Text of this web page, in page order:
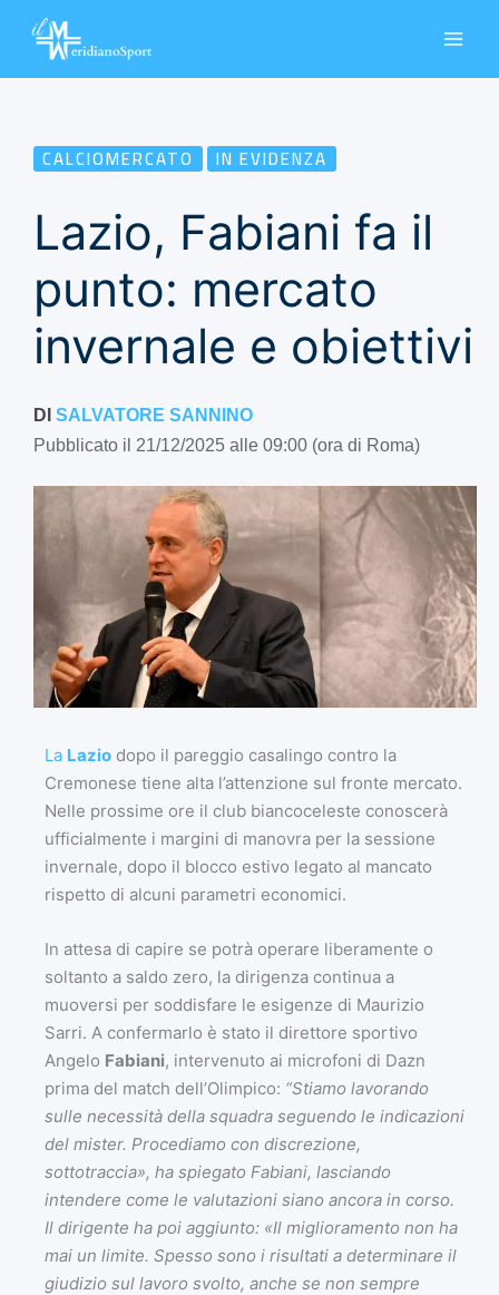
CALCIOMERCATO IN EVIDENZA
Lazio, Fabiani fa il
punto: mercato
invernale e obiettivi
DI SALVATORE SANNINO
Pubblicato il 21/12/2025 alle 09:00 (ora di Roma)
La Lazio dopo il pareggio casalingo contro la
Cremonese tiene alta l’attenzione sul fronte mercato.
Nelle prossime ore il club biancoceleste conoscerà
ufficialmente i margini di manovra per la sessione
invernale, dopo il blocco estivo legato al mancato
rispetto di alcuni parametri economici.
In attesa di capire se potrà operare liberamente o
soltanto a saldo zero, la dirigenza continua a
muoversi per soddisfare le esigenze di Maurizio
Sarri. A confermarlo è stato il direttore sportivo
Angelo Fabiani, intervenuto ai microfoni di Dazn
prima del match dell’Olimpico: “Stiamo lavorando
sulle necessità della squadra seguendo le indicazioni
del mister. Procediamo con discrezione,
sottotraccia», ha spiegato Fabiani, lasciando
intendere come le valutazioni siano ancora in corso.
Il dirigente ha poi aggiunto: «Il miglioramento non ha
mai un limite. Spesso sono i risultati a determinare il
giudizio sul lavoro svolto, anche se non sempre